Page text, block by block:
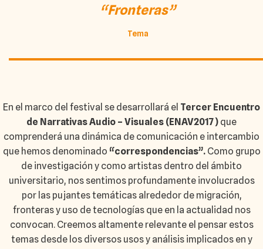
“Fronteras”
Tema
En el marco del festival se desarrollará el Tercer Encuentro
de Narrativas Audio – Visuales (ENAV2017) que
comprenderá una dinámica de comunicación e intercambio
que hemos denominado “correspondencias”. Como grupo
de investigación y como artistas dentro del ámbito
universitario, nos sentimos profundamente involucrados
por las pujantes temáticas alrededor de migración,
fronteras y uso de tecnologías que en la actualidad nos
convocan. Creemos altamente relevante el pensar estos
temas desde los diversos usos y análisis implicados en y